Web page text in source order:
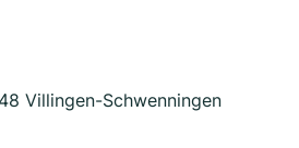
Villingen-Schwenningen